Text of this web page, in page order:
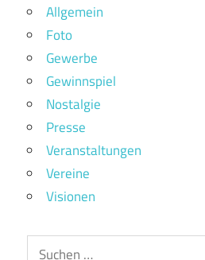
Allgemein
Foto
Gewerbe
Gewinnspiel
Nostalgie
Presse
Veranstaltungen
Vereine
Visionen